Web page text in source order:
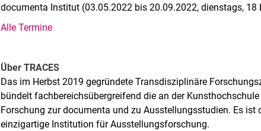
documenta Institut (03.05.2022 bis 20.09.2022, dienstags, 18
Alle Termine
Über TRACES
Das im Herbst 2019 gegründete Transdisziplinäre
bündelt fachbereichsübergreifend die an der
Forschung zur documenta und zu Ausstellungsstudien. Es
einzigartige Institution für Ausstellungsforschung.